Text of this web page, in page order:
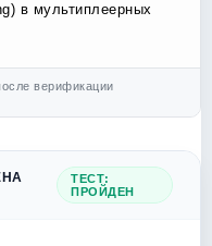
в мультиплеерных
верификации
ТЕСТ:
ПРОЙДЕН